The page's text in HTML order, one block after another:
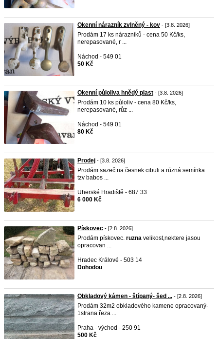
Okenní nárazník zvlněný - kov - [3.8. 2026]
Prodám 17 ks nárazníků - cena 50 Kč/ks,
nerepasované, r ...
Náchod - 549 01
50 Kč
Okenní půloliva hnědý plast - [3.8. 2026]
Prodám 10 ks půloliv - cena 80 Kč/ks,
nerepasované, růz ...
Náchod - 549 01
80 Kč
Prodej - [3.8. 2026]
Prodám sazeč na česnek cibuli a různá semínka
tzv babos ...
Uherské Hradiště - 687 33
6 000 Kč
Pískovec - [2.8. 2026]
Prodám pískovec. ruzna velikost,nektere jasou
opracovan ...
Hradec Králové - 503 14
Dohodou
Obkladový kámen - štípaný- šed ... - [2.8. 2026]
Prodám 32m2 obkladového kamene opracovaný-
1strana řeza ...
Praha - východ - 250 91
500 Kč